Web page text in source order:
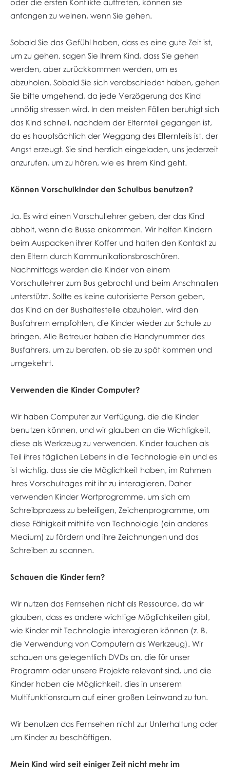
oder die ersten Konflikte auftreten, können sie
anfangen zu weinen, wenn Sie gehen.
Sobald Sie das Gefühl haben, dass es eine gute Zeit ist,
um zu gehen, sagen Sie Ihrem Kind, dass Sie gehen
werden, aber zurückkommen werden, um es
abzuholen. Sobald Sie sich verabschiedet haben, gehen
Sie bitte umgehend, da jede Verzögerung das Kind
unnötig stressen wird. In den meisten Fällen beruhigt sich
das Kind schnell, nachdem der Elternteil gegangen ist,
da es hauptsächlich der Weggang des Elternteils ist, der
Angst erzeugt. Sie sind herzlich eingeladen, uns jederzeit
anzurufen, um zu hören, wie es Ihrem Kind geht.
Können Vorschulkinder den Schulbus benutzen?
Ja. Es wird einen Vorschullehrer geben, der das Kind
abholt, wenn die Busse ankommen. Wir helfen Kindern
beim Auspacken ihrer Koffer und halten den Kontakt zu
den Eltern durch Kommunikationsbroschüren.
Nachmittags werden die Kinder von einem
Vorschullehrer zum Bus gebracht und beim Anschnallen
unterstützt. Sollte es keine autorisierte Person geben,
das Kind an der Bushaltestelle abzuholen, wird den
Busfahrern empfohlen, die Kinder wieder zur Schule zu
bringen. Alle Betreuer haben die Handynummer des
Busfahrers, um zu beraten, ob sie zu spät kommen und
umgekehrt.
Verwenden die Kinder Computer?
Wir haben Computer zur Verfügung, die die Kinder
benutzen können, und wir glauben an die Wichtigkeit,
diese als Werkzeug zu verwenden. Kinder tauchen als
Teil ihres täglichen Lebens in die Technologie ein und es
ist wichtig, dass sie die Möglichkeit haben, im Rahmen
ihres Vorschultages mit ihr zu interagieren. Daher
verwenden Kinder Wortprogramme, um sich am
Schreibprozess zu beteiligen, Zeichenprogramme, um
diese Fähigkeit mithilfe von Technologie (ein anderes
Medium) zu fördern und ihre Zeichnungen und das
Schreiben zu scannen.
Schauen die Kinder fern?
Wir nutzen das Fernsehen nicht als Ressource, da wir
glauben, dass es andere wichtige Möglichkeiten gibt,
wie Kinder mit Technologie interagieren können (z. B.
die Verwendung von Computern als Werkzeug). Wir
schauen uns gelegentlich DVDs an, die für unser
Programm oder unsere Projekte relevant sind, und die
Kinder haben die Möglichkeit, dies in unserem
Multifunktionsraum auf einer großen Leinwand zu tun.
Wir benutzen das Fernsehen nicht zur Unterhaltung oder
um Kinder zu beschäftigen.
Mein Kind wird seit einiger Zeit nicht mehr im